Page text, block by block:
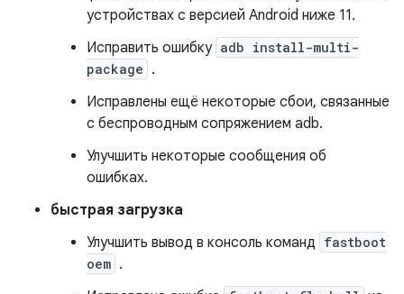
устройствах с версией Android ниже 11.
Исправить ошибку adb install-multi-
package .
Исправлены ещё некоторые сбои, связанные
с беспроводным сопряжением adb.
Улучшить некоторые сообщения об
ошибках.
быстрая загрузка
Улучшить вывод в консоль команд fastboot
oem .